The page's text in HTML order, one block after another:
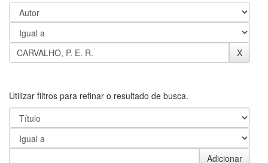
Utilizar filtros para refinar o resultado de busca.